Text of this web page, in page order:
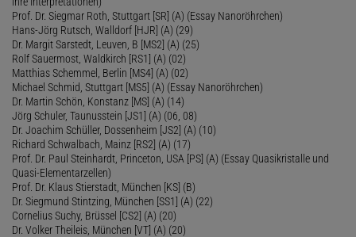
Prof. Dr. Siegmar Roth, Stuttgart [SR] (A) (Essay Nanoröhrchen)
Hans-Jörg Rutsch, Walldorf [HJR] (A) (29)
Dr. Margit Sarstedt, Leuven, B [MS2] (A) (25)
Rolf Sauermost, Waldkirch [RS1] (A) (02)
Matthias Schemmel, Berlin [MS4] (A) (02)
Michael Schmid, Stuttgart [MS5] (A) (Essay Nanoröhrchen)
Dr. Martin Schön, Konstanz [MS] (A) (14)
Jörg Schuler, Taunusstein [JS1] (A) (06, 08)
Dr. Joachim Schüller, Dossenheim [JS2] (A) (10)
Richard Schwalbach, Mainz [RS2] (A) (17)
Prof. Dr. Paul Steinhardt, Princeton, USA [PS] (A) (Essay Quasikristalle und
Quasi-Elementarzellen)
Prof. Dr. Klaus Stierstadt, München [KS] (B)
Dr. Siegmund Stintzing, München [SS1] (A) (22)
Cornelius Suchy, Brüssel [CS2] (A) (20)
Dr. Volker Theileis, München [VT] (A) (20)